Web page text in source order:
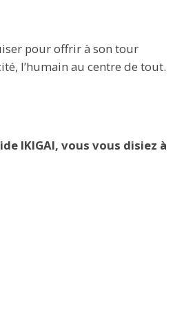
pour offrir à son tour
l’humain au centre de tout.
IKIGAI, vous vous disiez à